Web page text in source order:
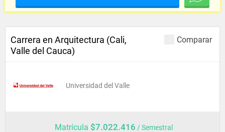
Comparar
Carrera en Arquitectura (Cali,
Valle del Cauca)
Universidad del Valle
Matrícula $7.022.416 / Semestral